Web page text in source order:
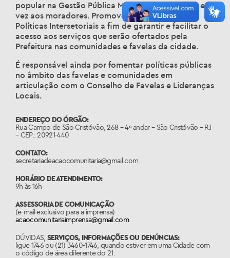
popular na Gestão Pública Municipal, dando voz e
vez aos moradores. Promove a integração das
Políticas Intersetoriais a fim de garantir e facilitar o
acesso aos serviços que serão ofertados pela
Prefeitura nas comunidades e favelas da cidade.
É responsável ainda por fomentar políticas públicas
no âmbito das favelas e comunidades em
articulação com o Conselho de Favelas e Lideranças
Locais.
ENDEREÇO DO ÓRGÃO:
Rua Campo de São Cristóvão, 268 – 4º andar – São Cristóvão – RJ
– CEP.: 20921-440
CONTATO:
secretariadeacaocomunitaria@gmail.com
HORÁRIO DE ATENDIMENTO:
9h às 16h
ASSESSORIA DE COMUNICAÇÃO
(e-mail exclusivo para a imprensa)
acaocomunitariaimprensa@gmail.com
DÚVIDAS, SERVIÇOS, INFORMAÇÕES OU DENÚNCIAS:
ligue 1746 ou (21) 3460-1746, quando estiver em uma Cidade com
o código de área diferente do 21.